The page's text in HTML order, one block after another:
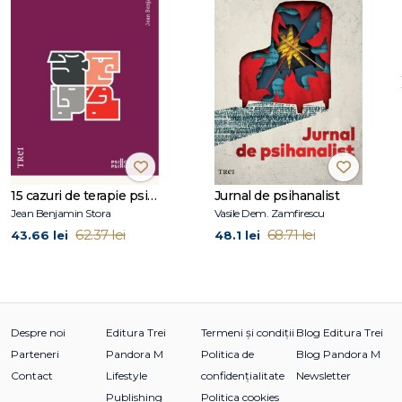
Psihoterapia in cazul depresiilor endogene
2.Bolile psihosomatice
Remarci critice asupra medicinei psihosomatice
a) Partea generala
b) Partea speciala
3.Bolile functionale
Pseudonevrozele somatogene
a) Pseudonevrozele basedowoide
b) Pseudonevrozele addisonoide
c) Pseudonevrozele tetanoide
d) Sindroamele vegetative
4.Nevrozele reactive
a) Modele de reactie in nevroza de angoasa
5.Nevrozele iatrogene
7.Nevrozele noogene
8.Nevrozele colective
15 cazuri de terapie psihosomatică
Jean Benjamin Stora
43.66 lei 62.37 lei
Jurnal de psihanalist
Vasile Dem. Zamfirescu
48.1 lei 68.71 lei
Despre noi
Parteneri
Contact
Editura Trei
Pandora M
Lifestyle
Publishing
Termeni și condiții
Politica de
confidențialitate
Politica cookies
Blog Editura Trei
Blog Pandora M
Newsletter